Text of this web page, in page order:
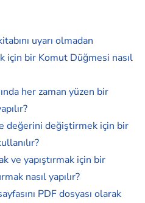
uyarı olmadan
için bir Komut Düğmesi nasıl
her zaman yüzen bir
değerini değiştirmek için bir
ve yapıştırmak için bir
nasıl yapılır?
PDF dosyası olarak